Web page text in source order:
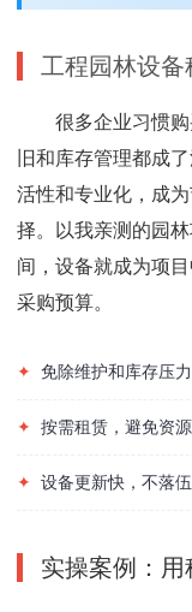
工程园林设
很多企业习惯
旧和库存管理都成
活性和专业化，成
择。以我亲测的园
间，设备就成为项
采购预算。
✦ 免除维护和库存压力
✦ 按需租赁，避免资
✦ 设备更新快，不落伍
实操案例：